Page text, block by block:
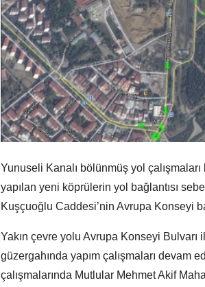
Yunuseli Kanalı bölünmüş yol
yapılan yeni köprülerin yol bağlantısı
Kuşçuoğlu Caddesi’nin Avrupa Konseyi
Yakın çevre yolu Avrupa Konseyi
güzergahında yapım çalışmaları devam
çalışmalarında Mutlular Mehmet Akif